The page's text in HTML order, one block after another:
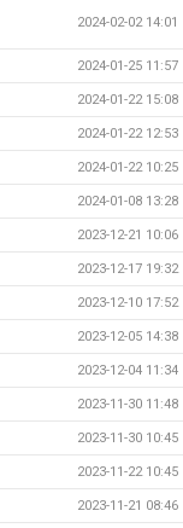
2024-02-02 14:01
2024-01-25 11:57
2024-01-22 15:08
2024-01-22 12:53
2024-01-22 10:25
2024-01-08 13:28
2023-12-21 10:06
2023-12-17 19:32
2023-12-10 17:52
2023-12-05 14:38
2023-12-04 11:34
2023-11-30 11:48
2023-11-30 10:45
2023-11-22 10:45
2023-11-21 08:46